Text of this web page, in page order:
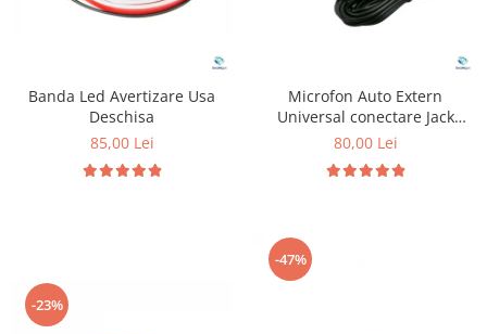
Banda Led Avertizare Usa
Deschisa
85,00 Lei
Microfon Auto Extern
Universal conectare Jack
3.5mm
80,00 Lei
-23%
-47%